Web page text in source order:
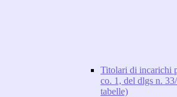
Titolari di incarichi
co. 1, del dlgs n.
tabelle)